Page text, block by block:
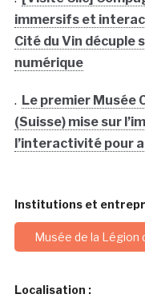
immersifs et
Cité du Vin décuple
numérique
. Le premier Musée
(Suisse) mise sur
l’interactivité pour
Institutions et
Musée de la Légion
Localisation :